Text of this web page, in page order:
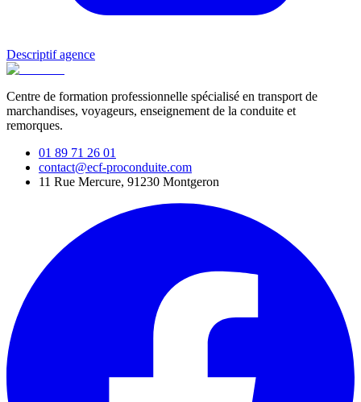
Descriptif agence
Centre de formation professionnelle spécialisé en transport de
marchandises, voyageurs, enseignement de la conduite et
remorques.
01 89 71 26 01
contact@ecf-proconduite.com
11 Rue Mercure, 91230 Montgeron